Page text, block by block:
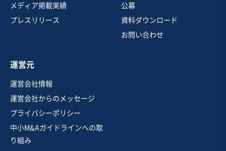
メディア掲載実績
プレスリリース
公募
資料ダウンロード
お問い合わせ
運営元
運営会社情報
運営会社からのメッセージ
プライバシーポリシー
中小M&Aガイドラインへの取
り組み